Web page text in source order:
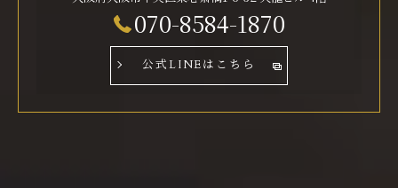
070-8584-1870
公式LINEはこちら